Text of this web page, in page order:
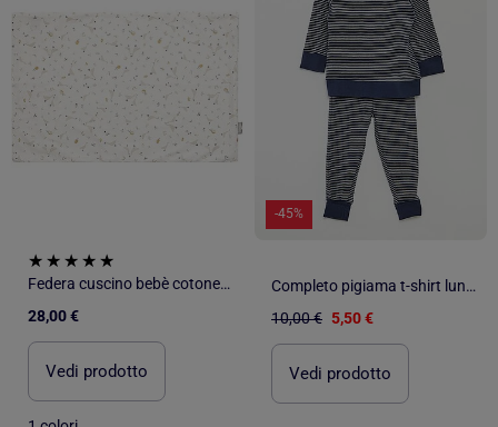
Federa cuscino bebè cotone reversibile | SEVIRA KIDS
28,00 €
Vedi prodotto
-45%
Completo pigiama t-shirt lunga + pantaloni a righe - 2 pezzi
10,00 € 5,50 €
Vedi prodotto